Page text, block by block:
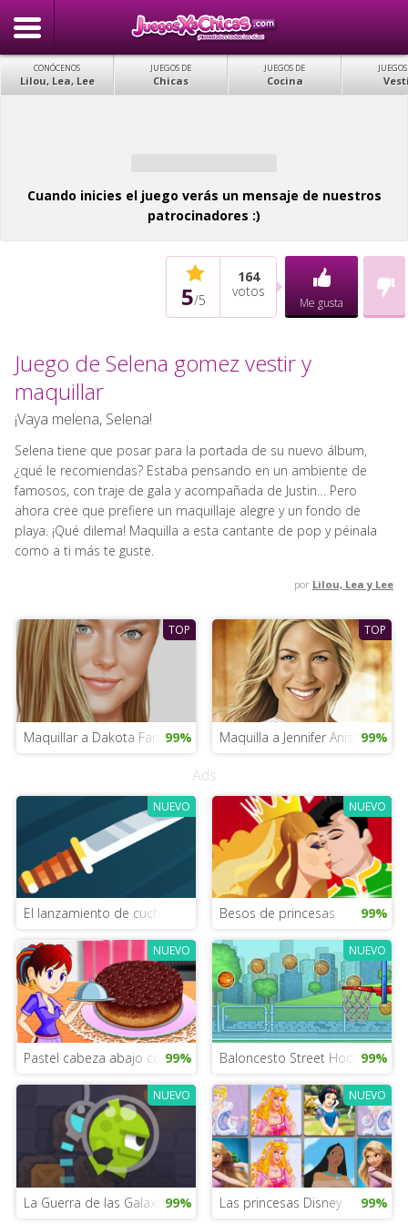
CONÓCENOS
Lilou, Lea, Lee
JUEGOS DE
Chicas
JUEGOS DE
Cocina
Cuando inicies el juego verás un mensaje de nuestros
patrocinadores :)
5/5
164
votos
Me gusta
Juego de Selena gomez vestir y
maquillar
¡Vaya melena, Selena!
Selena tiene que posar para la portada de su nuevo álbum,
¿qué le recomiendas? Estaba pensando en un ambiente de
famosos, con traje de gala y acompañada de Justin… Pero
ahora cree que prefiere un maquillaje alegre y un fondo de
playa. ¡Qué dilema! Maquilla a esta cantante de pop y péinala
como a ti más te guste.
por Lilou, Lea y Lee
TOP
Maquillar a Dakota Fanning
99%
TOP
Maquilla a Jennifer Aniston99%
Ads
NUEVO
El lanzamiento de cuchillos Ninja
NUEVO
Besos de princesas 99%
NUEVO
Pastel cabeza abajo con Sara
99%
NUEVO
Baloncesto Street Hoop99%
NUEVO
La Guerra de las Galaxias 2015
99%
NUEVO
Las princesas Disney 99%